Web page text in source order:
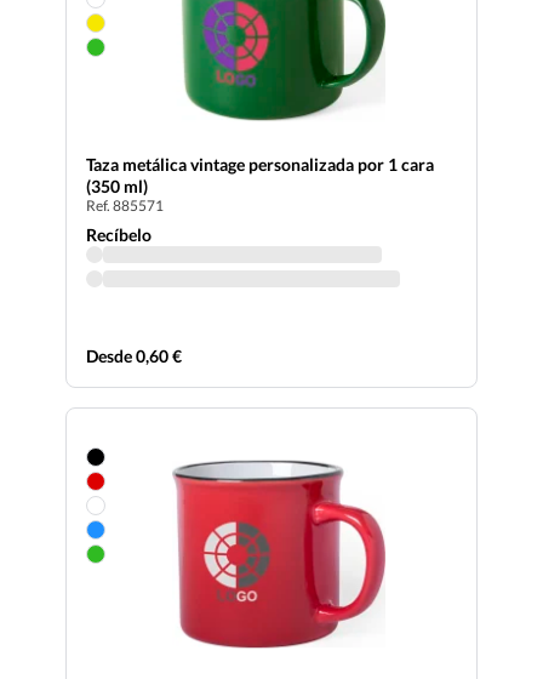
Taza metálica vintage personalizada por 1 cara
(350 ml)
Ref. 885571
Recíbelo
Desde 0,60 €